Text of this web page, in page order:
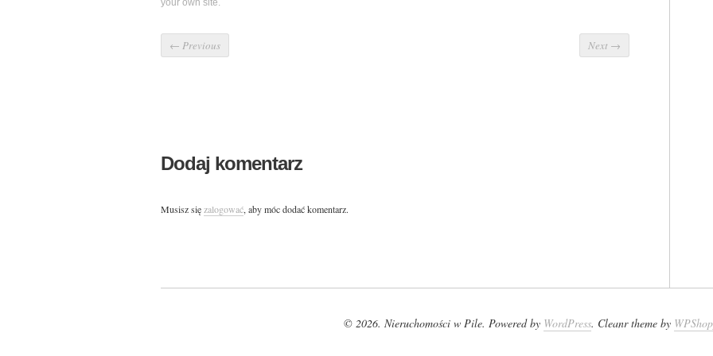
your own site.
← Previous Next →
Dodaj komentarz
Musisz sięzalogować, aby móc dodać komentarz.
© 2026. Nieruchomości w Pile. Powered by WordPress. Cleanr theme by